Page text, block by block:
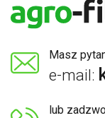
Masz
e-mail:
lub